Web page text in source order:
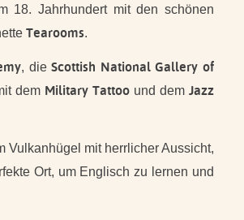
18. Jahrhundert mit den schönen
Tearooms.
, dieScottish National Gallery of
dem Military Tattoound demJazz
Vulkanhügel mit herrlicher Aussicht,
Ort, um Englisch zu lernen und